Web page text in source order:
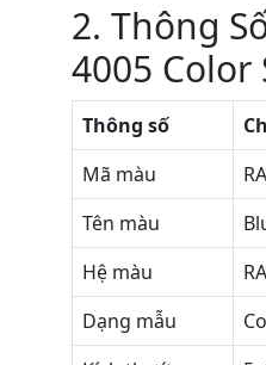
2. Thông
4005 Color
Thông số
Mã màu
Tên màu
Hệ màu
Dạng mẫu